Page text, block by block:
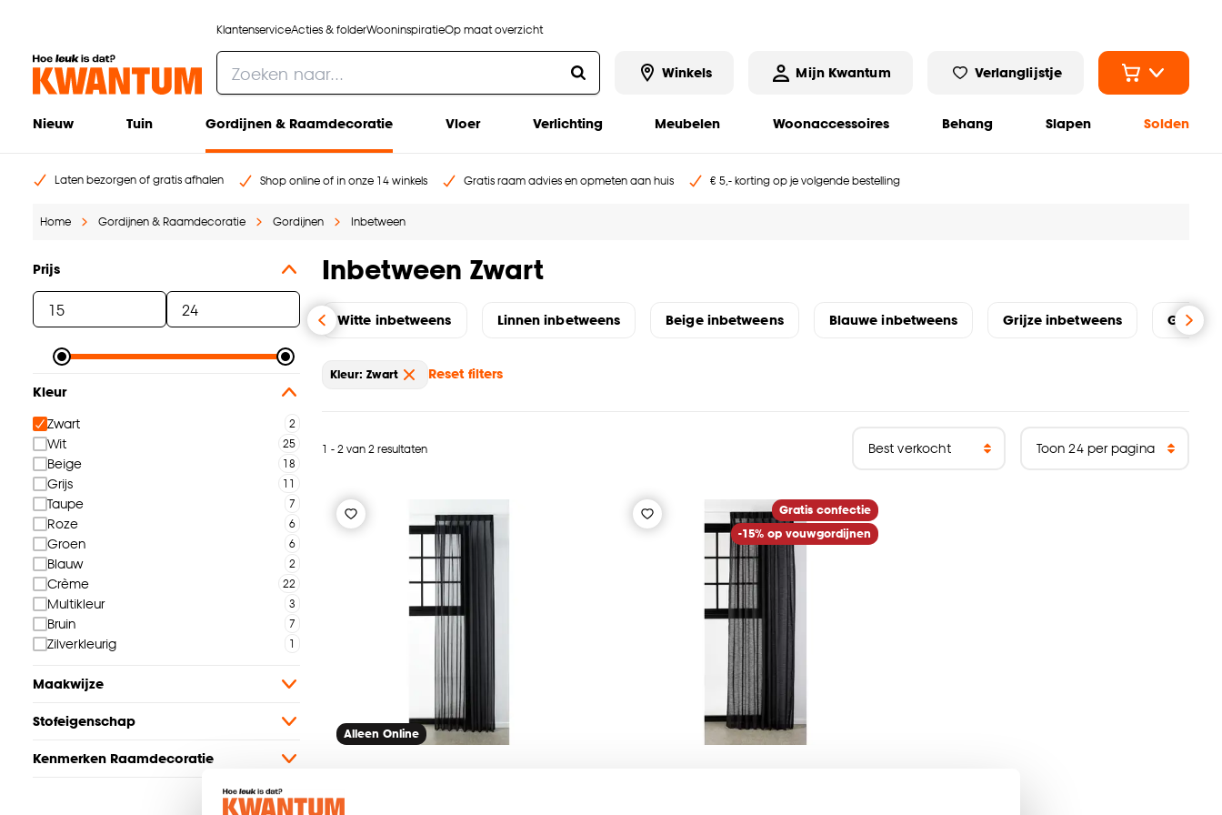
KlantenserviceActies & folderWooninspiratieOp maat overzicht
Winkels Mijn Kwantum Verlanglijstje
Nieuw Tuin Gordijnen & Raamdecoratie Vloer Verlichting Meubelen Woonaccessoires Behang Slapen Solden
Laten bezorgen of gratis afhalen Shop online of in onze 14 winkels Gratis raam advies en opmeten aan huis € 5,- korting op je volgende bestelling
Home Gordijnen & Raamdecoratie Gordijnen Inbetween
Prijs
Kleur
Zwart
Wit
Beige
Grijs
Taupe
Roze
Groen
Blauw
Crème
Multikleur
Bruin
Zilverkleurig
Maakwijze
Stofeigenschap
Kenmerken Raamdecoratie
Inbetween Zwart
Witte inbetweens Linnen inbetweens Beige inbetweens Blauwe inbetweens Grijze inbetweens Groene
Kleur: Zwart Reset filters
1 - 2 van 2 resultaten
Alleen Online
Gratis confectie
-15% op vouwgordijnen